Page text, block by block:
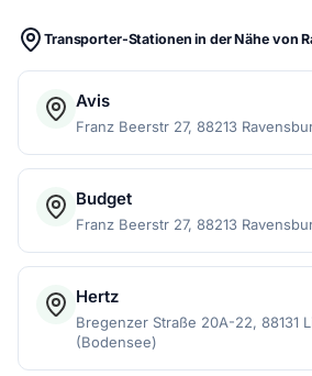
Transporter-Stationen in der Nähe von
Avis
Franz Beerstr 27, 88213
Budget
Franz Beerstr 27, 88213
Hertz
Bregenzer Straße 20A-22, 88131
(Bodensee)